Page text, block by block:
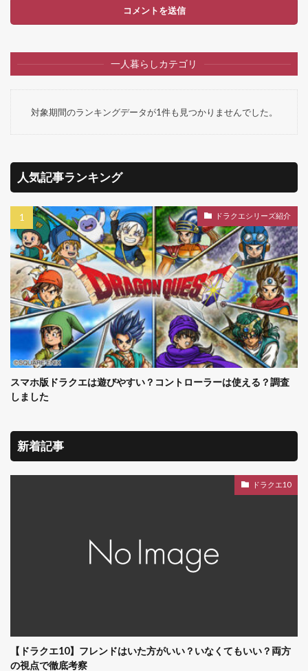
一人暮らしカテゴリ
対象期間のランキングデータが1件も見つかりませんでした。
人気記事ランキング
ドラクエシリーズ紹介
スマホ版ドラクエは遊びやすい？コントローラーは使える？調査
しました
新着記事
ドラクエ10
【ドラクエ10】フレンドはいた方がいい？いなくてもいい？両方
の視点で徹底考察